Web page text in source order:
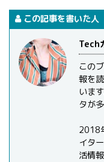
この記事を書いた人
Tech
この
報を
いま
タが
2018
イタ
活情